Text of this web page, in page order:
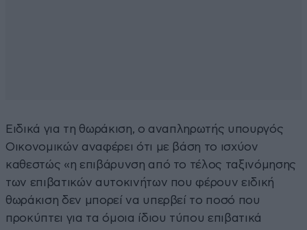
Ειδικά για τη θωράκιση, ο αναπληρωτής υπουργός
Οικονομικών αναφέρει ότι με βάση το ισχύον
καθεστώς «η επιβάρυνση από το τέλος ταξινόμησης
των επιβατικών αυτοκινήτων που φέρουν ειδική
θωράκιση δεν μπορεί να υπερβεί το ποσό που
προκύπτει για τα όμοια ίδιου τύπου επιβατικά